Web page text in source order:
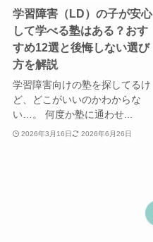
学習障害（LD）の子が安心
して学べる塾はある？おす
すめ12選と後悔しない選び
方を解説
学習障害向けの塾を探してるけ
ど、どこがいいのかわからな
い…。 何度か塾に通わせ...
2026年3月16日 2026年6月26日